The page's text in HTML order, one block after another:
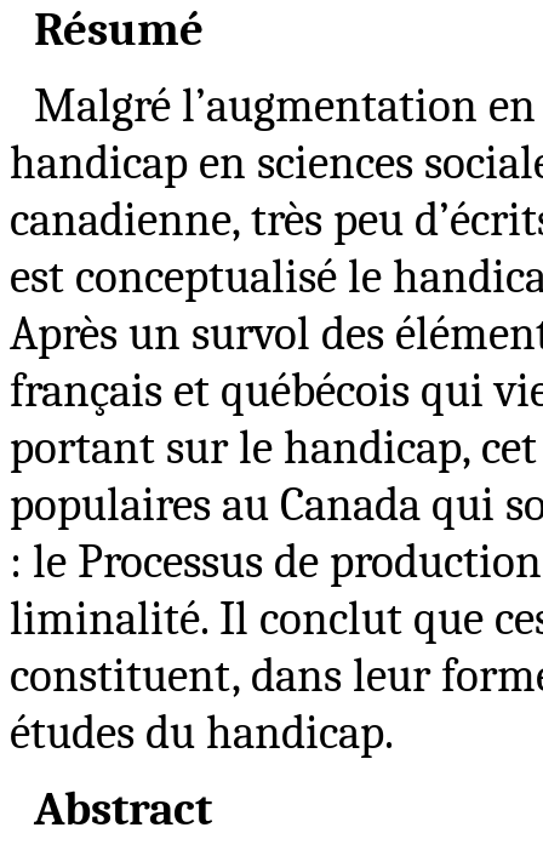
Résumé
Malgré l’augmentation
handicap en sciences
canadienne, très peu
est conceptualisé le
Après un survol des
français et québécois qui
portant sur le handicap,
populaires au Canada qui
: le Processus de
liminalité. Il conclut que
constituent, dans leur
études du handicap.
Abstract